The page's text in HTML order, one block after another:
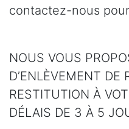
contactez-nous
NOUS VOUS
D’ENLÈVEMENT DE
RESTITUTION À
DÉLAIS DE 3 À 5